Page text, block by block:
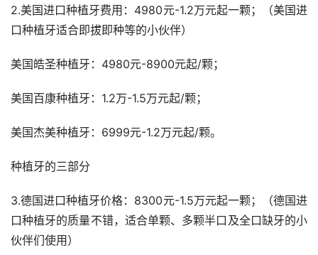
2.美国进口种植牙费用：4980元-1.2万元起一颗；（美国进
口种植牙适合即拔即种等的小伙伴）
美国皓圣种植牙：4980元-8900元起/颗；
美国百康种植牙：1.2万-1.5万元起/颗；
美国杰美种植牙：6999元-1.2万元起/颗。
种植牙的三部分
3.德国进口种植牙价格：8300元-1.5万元起一颗；（德国进
口种植牙的质量不错，适合单颗、多颗半口及全口缺牙的小
伙伴们使用）